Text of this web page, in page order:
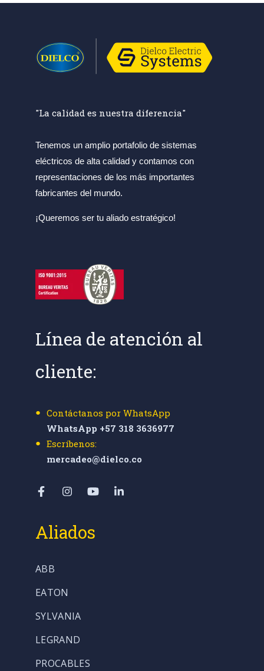
"La calidad es nuestra diferencia"
Tenemos un amplio portafolio de sistemas
eléctricos de alta calidad y contamos con
representaciones de los más importantes
fabricantes del mundo.
¡Queremos ser tu aliado estratégico!
Línea de atención al
cliente:
Contáctanos por WhatsApp
WhatsApp +57 318 3636977
Escríbenos:
mercadeo@dielco.co
Aliados
ABB
EATON
SYLVANIA
LEGRAND
PROCABLES